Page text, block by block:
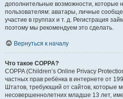
дополнительные возможности, которые
пользователям: аватары, личные
участие в группах и т. д. Регистрация
поэтому мы рекомендуем это сделать.
Вернуться к началу
Что такое COPPA?
COPPA (Children’s Online Privacy
частных прав ребёнка в интернете от
Штатов, требующий от сайтов, которые
несовершеннолетних младше 13 лет,